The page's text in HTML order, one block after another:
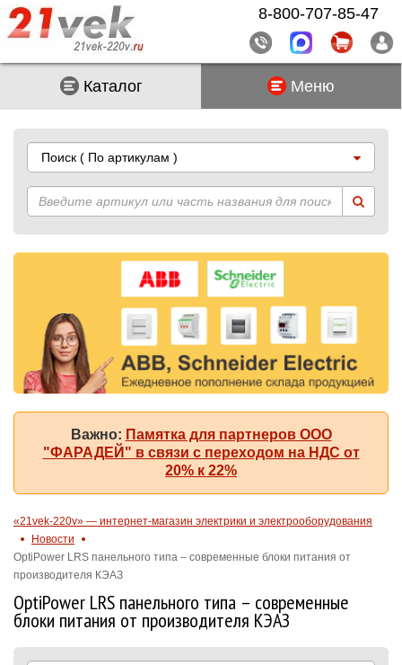
Каталог Меню
Поиск ( По артикулам )
Важно: Памятка для партнеров ООО
"ФАРАДЕЙ" в связи с переходом на НДС от
20% к 22%
«21vek-220v» — интернет-магазин электрики и электрооборудования
Новости
OptiPower LRS панельного типа – современные блоки питания от
производителя КЭАЗ
OptiPower LRS панельного типа – современные
блоки питания от производителя КЭАЗ
8-800-707-85-47